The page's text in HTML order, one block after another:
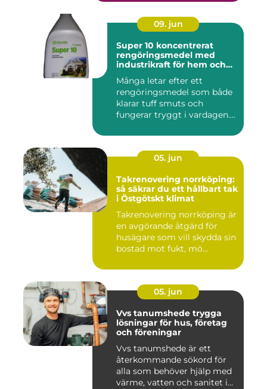
09. jun
Super 10 koncentrerat
rengöringsmedel med
industrikraft för hem och
Många letar efter ett
rengöringsmedel som både
klarar tuff smuts och
fungerar tryggt i vardagen.
05. jun
Takrenovering norrköping:
så säkrar du ett hållbart tak
i Östgötskt klimat
Takrenovering norrköping är
en avgörande åtgärd för
husägare som vill skydda sin
bostad mot fukt, mö...
05. jun
Vvs tanumshede trygga
lösningar för hus, företag
och föreningar
Vvs tanumshede är ett
återkommande sökord för
alla som behöver hjälp med
värme, vatten och sanitet i...